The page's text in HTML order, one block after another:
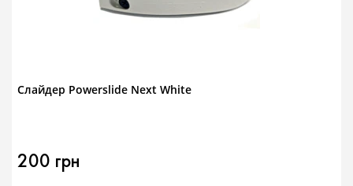
Слайдер Powerslide Next White
200 грн